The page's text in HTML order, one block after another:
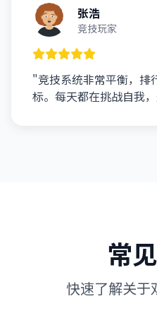
张浩
竞技玩家
"竞技系统非常平衡，排
标。每天都在挑战自我
常
快速了解关于